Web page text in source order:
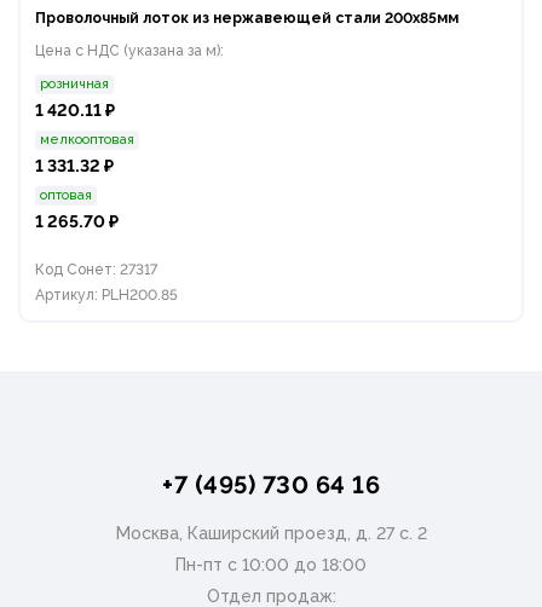
Проволочный лоток из нержавеющей стали 200х85мм
Цена с НДС (указана за м):
розничная
1 420.11 ₽
мелкооптовая
1 331.32 ₽
оптовая
1 265.70 ₽
Код Сонет: 27317
Артикул: PLH200.85
+7 (495) 730 64 16
Москва, Каширский проезд, д. 27 с. 2
Пн-пт с 10:00 до 18:00
Отдел продаж: